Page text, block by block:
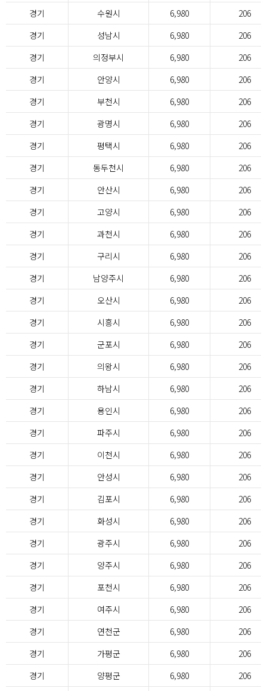
경기
수원시 6,980
206
경기
성남시 6,980
206
경기
의정부시 6,980
206
경기
안양시 6,980
206
경기
부천시 6,980
206
경기
광명시 6,980
206
경기
평택시 6,980
206
경기
동두천시 6,980
206
경기
안산시 6,980
206
경기
고양시 6,980
206
경기
과천시 6,980
206
경기
구리시 6,980
206
경기
남양주시 6,980
206
경기
오산시 6,980
206
경기
시흥시 6,980
206
경기
군포시 6,980
206
경기
의왕시 6,980
206
경기
하남시 6,980
206
경기
용인시 6,980
206
경기
파주시 6,980
206
경기
이천시 6,980
206
경기
안성시 6,980
206
경기
김포시 6,980
206
경기
화성시 6,980
206
경기
광주시 6,980
206
경기
양주시 6,980
206
경기
포천시 6,980
206
경기
여주시 6,980
206
경기
연천군 6,980
206
경기
가평군 6,980
206
경기
양평군 6,980
206